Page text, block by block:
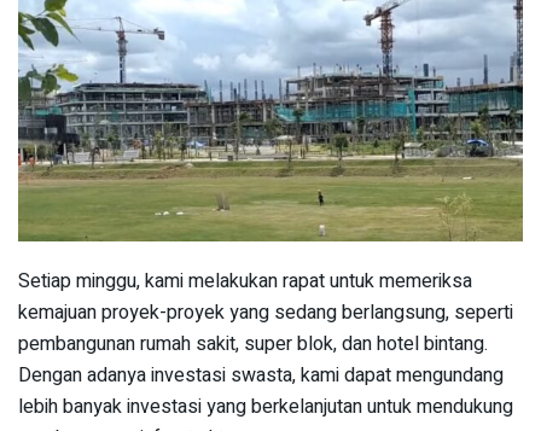
Setiap minggu, kami melakukan rapat untuk memeriksa
kemajuan proyek-proyek yang sedang berlangsung, seperti
pembangunan rumah sakit, super blok, dan hotel bintang.
Dengan adanya investasi swasta, kami dapat mengundang
lebih banyak investasi yang berkelanjutan untuk mendukung